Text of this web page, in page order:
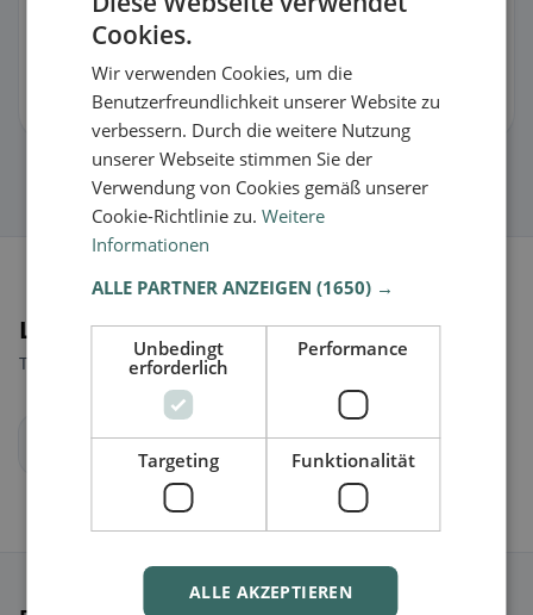
🏪 Rivendica la scheda gratis
Così puoi gestire orari, menu e informazioni.
Luoghi nelle vicinanze
Trova il luogo giusto per la tua ricerca di ristoranti.
Cookies.
Wir verwenden Cookies, um die
Benutzerfreundlichkeit unserer Website zu
verbessern. Durch die weitere Nutzung
unserer Webseite stimmen Sie der
Verwendung von Cookies gemäß unserer
Cookie-Richtlinie zu.Weitere
Informationen
ALLE PARTNER ANZEIGEN(1650) →
Unbedingt
erforderlich
Performance
Targeting Funktionalität
ALLE AKZEPTIEREN